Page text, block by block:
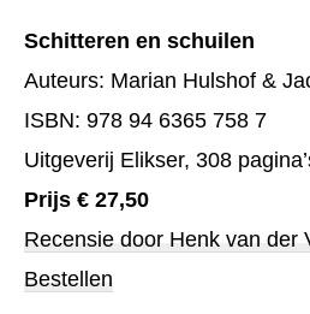
Schitteren en schuilen
Auteurs: Marian Hulshof &
ISBN: 978 94 6365 758 7
Uitgeverij Elikser, 308
Prijs € 27,50
Recensie door Henk van der
Bestellen